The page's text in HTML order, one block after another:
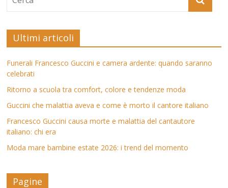
Ultimi articoli
Funerali Francesco Guccini e camera ardente: quando saranno
celebrati
Ritorno a scuola tra comfort, colore e tendenze moda
Guccini che malattia aveva e come è morto il cantore italiano
Francesco Guccini causa morte e malattia del cantautore
italiano: chi era
Moda mare bambine estate 2026: i trend del momento
Pagine